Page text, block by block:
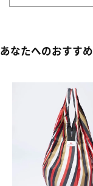
あなたへのおすすめ